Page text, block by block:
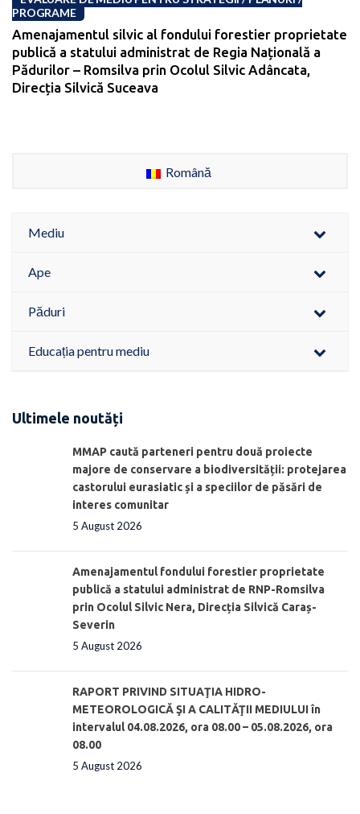
PROGRAME
Amenajamentul silvic al fondului forestier proprietate
publică a statului administrat de Regia Națională a
Pădurilor – Romsilva prin Ocolul Silvic Adâncata,
Direcția Silvică Suceava
Română
Mediu
Ape
Păduri
Educația pentru mediu
Ultimele noutăți
MMAP caută parteneri pentru două proiecte
majore de conservare a biodiversității: protejarea
castorului eurasiatic și a speciilor de păsări de
interes comunitar
5 August 2026
Amenajamentul fondului forestier proprietate
publică a statului administrat de RNP-Romsilva
prin Ocolul Silvic Nera, Direcția Silvică Caraș-
Severin
5 August 2026
RAPORT PRIVIND SITUAŢIA HIDRO-
METEOROLOGICĂ ŞI A CALITĂŢII MEDIULUI în
intervalul 04.08.2026, ora 08.00 – 05.08.2026, ora
08.00
5 August 2026